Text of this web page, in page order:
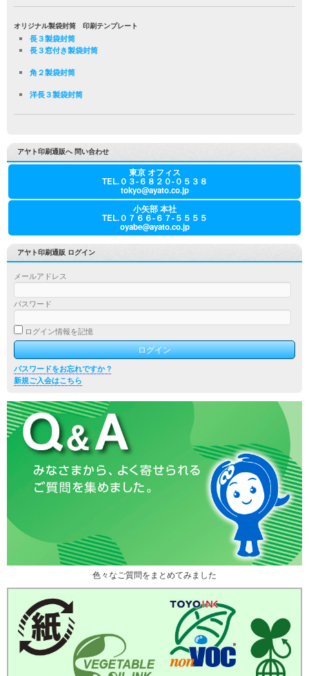
オリジナル製袋封筒 印刷テンプレート
長３製袋封筒
長３窓付き製袋封筒
角２製袋封筒
洋長３製袋封筒
アヤト印刷通販へ 問い合わせ
東京 オフィス
TEL.０３-６８２０-０５３８
tokyo@ayato.co.jp
小矢部 本社
TEL.０７６６-６７-５５５５
oyabe@ayato.co.jp
アヤト印刷通販 ログイン
メールアドレス
パスワード
ログイン情報を記憶
パスワードをお忘れですか ?
新規ご入会はこちら
色々なご質問をまとめてみました